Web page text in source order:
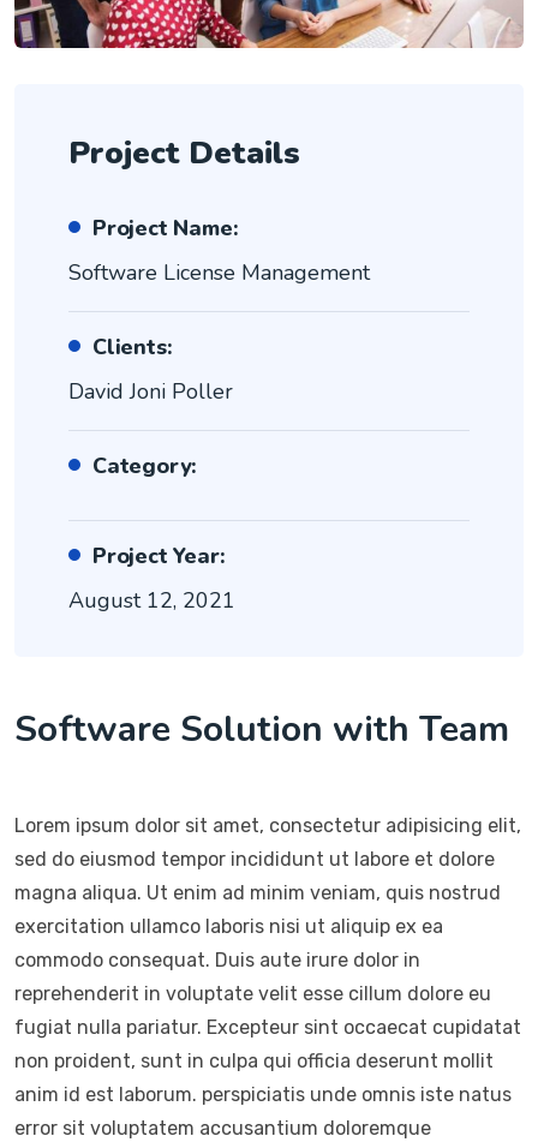
Project Details
Project Name:
Software License Management
Clients:
David Joni Poller
Category:
Project Year:
August 12, 2021
Software Solution with Team
Lorem ipsum dolor sit amet, consectetur adipisicing elit,
sed do eiusmod tempor incididunt ut labore et dolore
magna aliqua. Ut enim ad minim veniam, quis nostrud
exercitation ullamco laboris nisi ut aliquip ex ea
commodo consequat. Duis aute irure dolor in
reprehenderit in voluptate velit esse cillum dolore eu
fugiat nulla pariatur. Excepteur sint occaecat cupidatat
non proident, sunt in culpa qui officia deserunt mollit
anim id est laborum. perspiciatis unde omnis iste natus
error sit voluptatem accusantium doloremque